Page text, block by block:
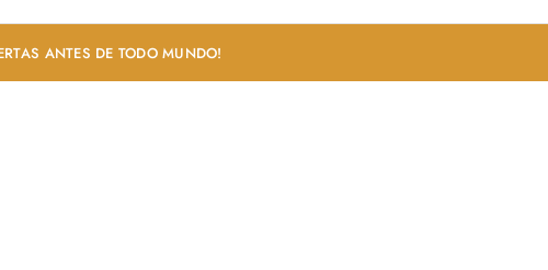
ANTES DE TODO MUNDO!